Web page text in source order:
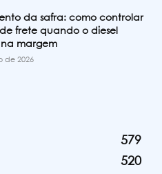
da safra: como controlar
frete quando o diesel
margem
de 2026
579
520